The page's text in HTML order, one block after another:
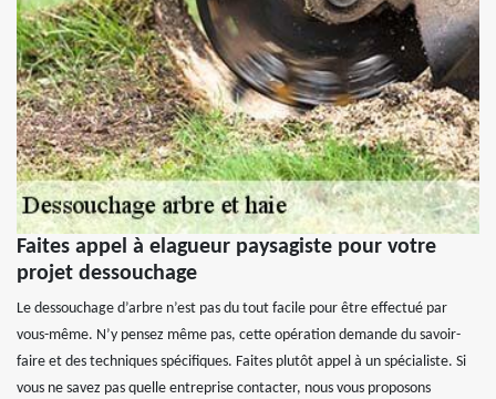
Faites appel à elagueur paysagiste pour votre
projet dessouchage
Le dessouchage d’arbre n’est pas du tout facile pour être effectué par
vous-même. N’y pensez même pas, cette opération demande du savoir-
faire et des techniques spécifiques. Faites plutôt appel à un spécialiste. Si
vous ne savez pas quelle entreprise contacter, nous vous proposons